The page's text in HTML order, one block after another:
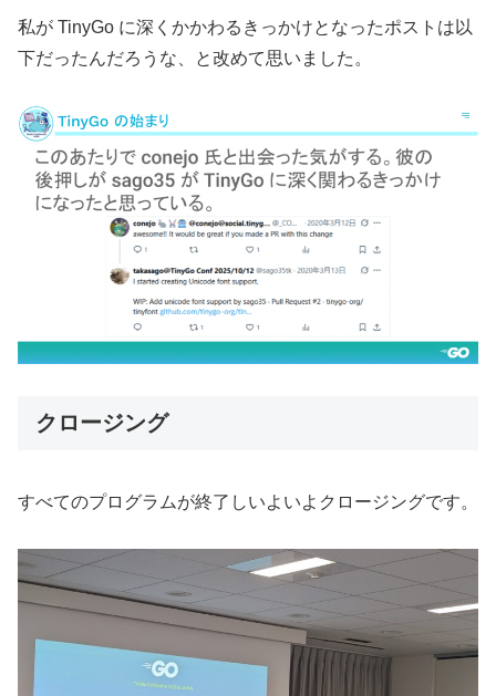
私が TinyGo に深くかかわるきっかけとなったポストは以
下だったんだろうな、と改めて思いました。
クロージング
すべてのプログラムが終了しいよいよクロージングです。